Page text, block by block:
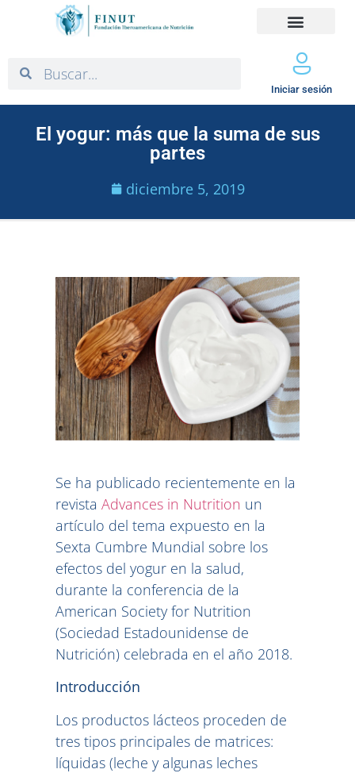
Iniciar sesión
El yogur: más que la suma de sus
partes
diciembre 5, 2019
Se ha publicado recientemente en la
revista Advances in Nutrition un
artículo del tema expuesto en la
Sexta Cumbre Mundial sobre los
efectos del yogur en la salud,
durante la conferencia de la
American Society for Nutrition
(Sociedad Estadounidense de
Nutrición) celebrada en el año 2018.
Introducción
Los productos lácteos proceden de
tres tipos principales de matrices:
líquidas (leche y algunas leches